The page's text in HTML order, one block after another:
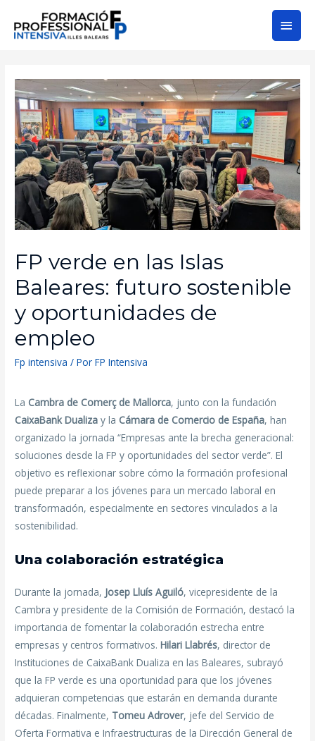
FP verde en las Islas
Baleares: futuro sostenible
y oportunidades de
empleo
Fp intensiva / PorFP Intensiva
La Cambra de Comerç de Mallorca, junto con la fundación
CaixaBank Dualiza y la Cámara de Comercio de España, han
organizado la jornada “Empresas ante la brecha generacional:
soluciones desde la FP y oportunidades del sector verde”. El
objetivo es reflexionar sobre cómo la formación profesional
puede preparar a los jóvenes para un mercado laboral en
transformación, especialmente en sectores vinculados a la
sostenibilidad.
Una colaboración estratégica
Durante la jornada, Josep Lluís Aguiló, vicepresidente de la
Cambra y presidente de la Comisión de Formación, destacó la
importancia de fomentar la colaboración estrecha entre
empresas y centros formativos.Hilari Llabrés, director de
Instituciones de CaixaBank Dualiza en las Baleares, subrayó
que la FP verde es una oportunidad para que los jóvenes
adquieran competencias que estarán en demanda durante
décadas. Finalmente, Tomeu Adrover, jefe del Servicio de
Oferta Formativa e Infraestructuras de la Dirección General de